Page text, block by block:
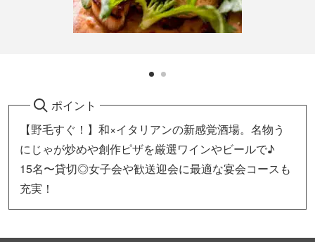
ポイント
【野毛すぐ！】和×イタリアンの新感覚酒場。名物う
にじゃが炒めや創作ピザを厳選ワインやビールで♪
15名〜貸切◎女子会や歓送迎会に最適な宴会コースも
充実！